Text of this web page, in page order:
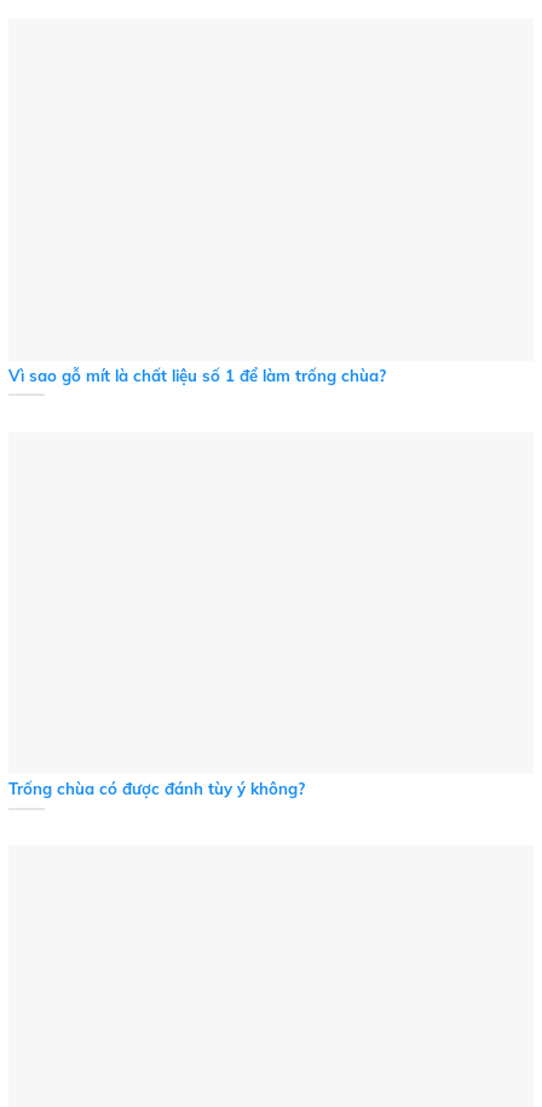
Vì sao gỗ mít là chất liệu số 1 để làm trống chùa?
Trống chùa có được đánh tùy ý không?